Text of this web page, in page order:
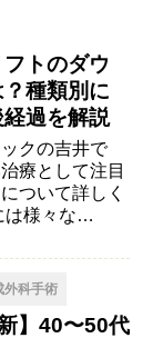
トのダウ
種類別に
過を解説
クの吉井で
療として注目
ついて詳しく
は様々な…
外科手術
】40〜50代